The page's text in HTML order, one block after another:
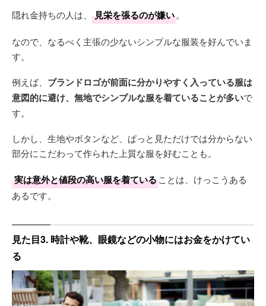
隠れ金持ちの人は、 見栄を張るのが嫌い。
なので、なるべく主張の少ないシンプルな服装を好んでいま
す。
例えば、 ブランドロゴが前面に分かりやすく入っている服は
意図的に避け、無地でシンプルな服を着ていることが多いで
す。
しかし、生地やボタンなど、ぱっと見ただけでは分からない
部分にこだわって作られた上質な服を好むことも。
実は意外と値段の高い服を着ていることは、けっこうある
あるです。
見た目3. 時計や靴、眼鏡などの小物にはお金をかけてい
る